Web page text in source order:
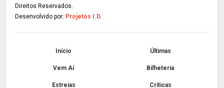
Direitos Reservados.
Desenvolvido por: Projetos I.D.
Início Últimas
Vem Aí Bilheteria
Estreias Críticas